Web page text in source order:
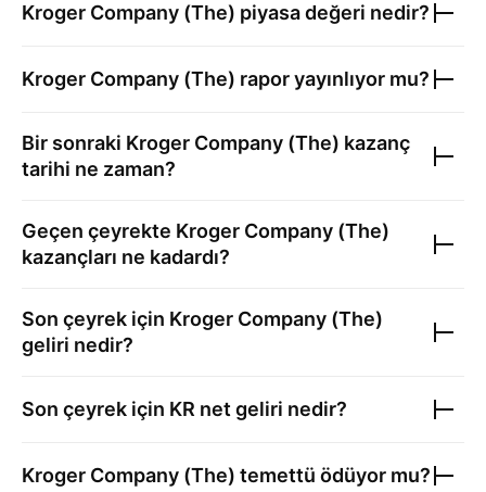
Kroger Company (The) piyasa değeri nedir?
Kroger Company (The) rapor yayınlıyor mu?
Bir sonraki Kroger Company (The) kazanç
tarihi ne zaman?
Geçen çeyrekte Kroger Company (The)
kazançları ne kadardı?
Son çeyrek için Kroger Company (The)
geliri nedir?
Son çeyrek için KR net geliri nedir?
Kroger Company (The) temettü ödüyor mu?